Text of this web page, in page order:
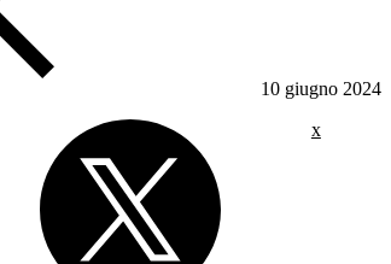
10 giugno 2024
x